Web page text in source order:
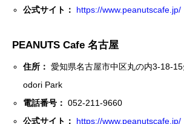
公式サイト：
https://www.peanutscafe.jp/
PEANUTS Cafe 名古屋
住所： 愛知県名古屋市中区丸の内3-18-
odori Park
電話番号： 052-211-9660
公式サイト：
https://www.peanutscafe.jp/